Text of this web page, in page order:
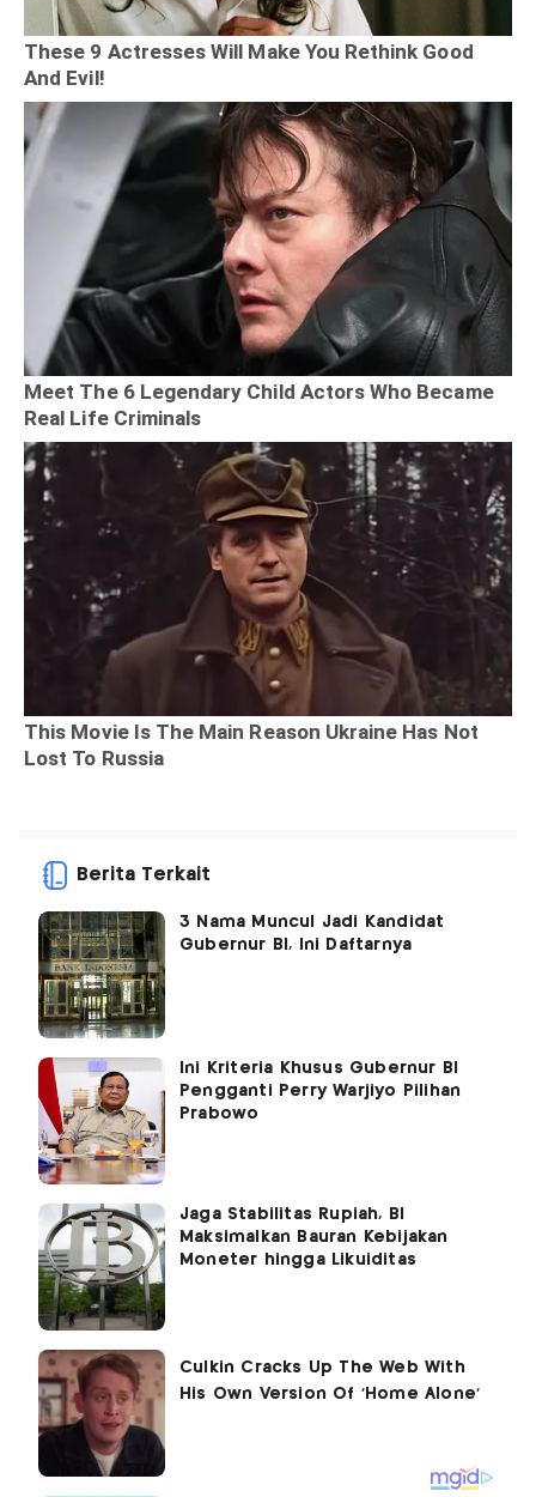
Berita Terkait
3 Nama Muncul Jadi Kandidat
Gubernur BI, Ini Daftarnya
Ini Kriteria Khusus Gubernur BI
Pengganti Perry Warjiyo Pilihan
Prabowo
Jaga Stabilitas Rupiah, BI
Maksimalkan Bauran Kebijakan
Moneter hingga Likuiditas